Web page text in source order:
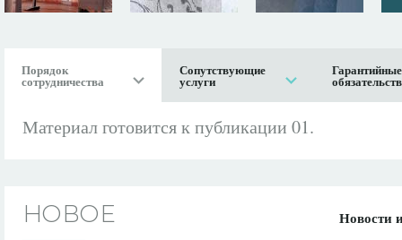
Порядок
сотрудничества
Сопутствующие
услуги
Гарантийные
Материал готовится к публикации 01.
НОВОЕ Новости